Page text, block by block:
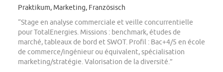
Praktikum, Marketing, Französisch
“Stage en analyse commerciale et veille concurrentielle
pour TotalEnergies. Missions : benchmark, études de
marché, tableaux de bord et SWOT. Profil : Bac+4/5 en école
de commerce/ingénieur ou équivalent, spécialisation
marketing/stratégie. Valorisation de la diversité.”